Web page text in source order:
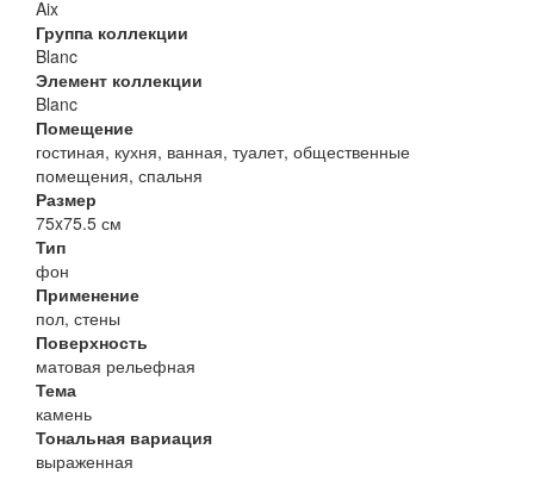
Aix
Группа коллекции
Blanc
Элемент коллекции
Blanc
Помещение
гостиная, кухня, ванная, туалет, общественные
помещения, спальня
Размер
75x75.5 см
Тип
фон
Применение
пол, стены
Поверхность
матовая рельефная
Тема
камень
Тональная вариация
выраженная